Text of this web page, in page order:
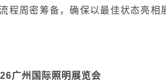
程周密筹备，确保以最佳状态亮相
广州国际照明展览会